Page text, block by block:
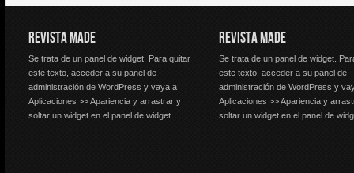
REVISTA MADE
Se trata de un panel de widget. Para quitar
este texto, acceder a su panel de
administración de WordPress y vaya a
Aplicaciones >> Apariencia y arrastrar y
soltar un widget en el panel de widget.
REVISTA MADE
Se trata de un panel de widget.
este texto, acceder a su panel de
administración de WordPress y
Aplicaciones >> Apariencia y
soltar un widget en el panel de